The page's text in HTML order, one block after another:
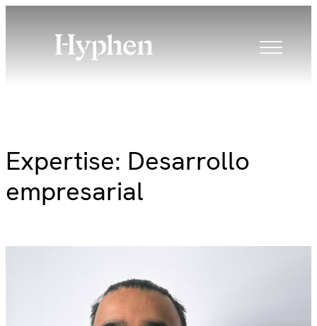
Expertise: Desarrollo
empresarial